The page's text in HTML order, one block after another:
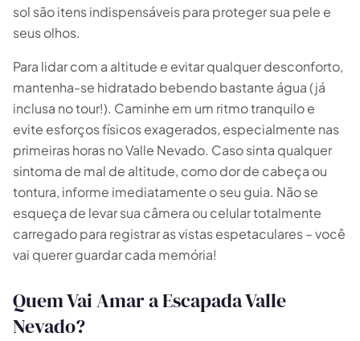
sol são itens indispensáveis para proteger sua pele e
seus olhos.
Para lidar com a altitude e evitar qualquer desconforto,
mantenha-se hidratado bebendo bastante água (já
inclusa no tour!). Caminhe em um ritmo tranquilo e
evite esforços físicos exagerados, especialmente nas
primeiras horas no Valle Nevado. Caso sinta qualquer
sintoma de mal de altitude, como dor de cabeça ou
tontura, informe imediatamente o seu guia. Não se
esqueça de levar sua câmera ou celular totalmente
carregado para registrar as vistas espetaculares – você
vai querer guardar cada memória!
Quem Vai Amar a Escapada Valle
Nevado?